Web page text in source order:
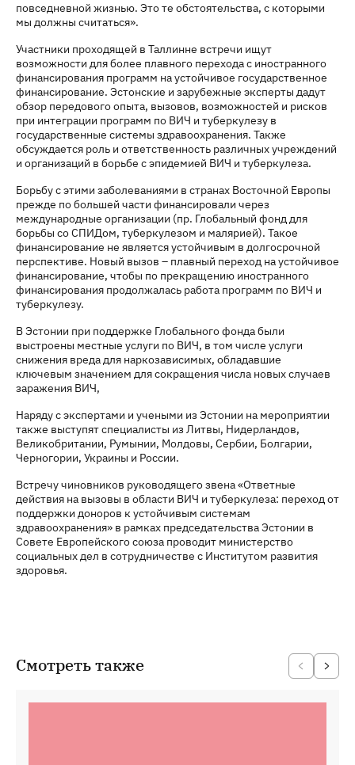
повседневной жизнью. Это те обстоятельства, с которыми
мы должны считаться».
Участники проходящей в Таллинне встречи ищут
возможности для более плавного перехода с иностранного
финансирования программ на устойчивое государственное
финансирование. Эстонские и зарубежные эксперты дадут
обзор передового опыта, вызовов, возможностей и рисков
при интеграции программ по ВИЧ и туберкулезу в
государственные системы здравоохранения. Также
обсуждается роль и ответственность различных учреждений
и организаций в борьбе с эпидемией ВИЧ и туберкулеза.
Борьбу с этими заболеваниями в странах Восточной Европы
прежде по большей части финансировали через
международные организации (пр. Глобальный фонд для
борьбы со СПИДом, туберкулезом и малярией). Такое
финансирование не является устойчивым в долгосрочной
перспективе. Новый вызов – плавный переход на устойчивое
финансирование, чтобы по прекращению иностранного
финансирования продолжалась работа программ по ВИЧ и
туберкулезу.
В Эстонии при поддержке Глобального фонда были
выстроены местные услуги по ВИЧ, в том числе услуги
снижения вреда для наркозависимых, обладавшие
ключевым значением для сокращения числа новых случаев
заражения ВИЧ,
Наряду с экспертами и учеными из Эстонии на мероприятии
также выступят специалисты из Литвы, Нидерландов,
Великобритании, Румынии, Молдовы, Сербии, Болгарии,
Черногории, Украины и России.
Встречу чиновников руководящего звена «Ответные
действия на вызовы в области ВИЧ и туберкулеза: переход от
поддержки доноров к устойчивым системам
здравоохранения» в рамках председательства Эстонии в
Совете Европейского союза проводит министерство
социальных дел в сотрудничестве с Институтом развития
здоровья.
Смотреть также